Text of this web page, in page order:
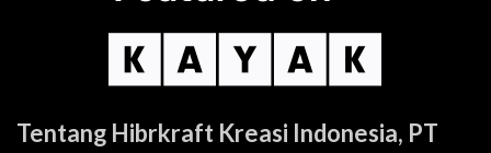
Tentang Hibrkraft Kreasi Indonesia, PT